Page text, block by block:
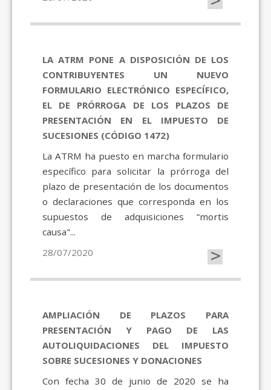
LA ATRM PONE A DISPOSICIÓN DE LOS
CONTRIBUYENTES UN NUEVO
FORMULARIO ELECTRÓNICO ESPECÍFICO,
EL DE PRÓRROGA DE LOS PLAZOS DE
PRESENTACIÓN EN EL IMPUESTO DE
SUCESIONES (CÓDIGO 1472)
La ATRM ha puesto en marcha formulario
específico para solicitar la prórroga del
plazo de presentación de los documentos
o declaraciones que corresponda en los
supuestos de adquisiciones “mortis
causa"...
28/07/2020
>
AMPLIACIÓN DE PLAZOS PARA
PRESENTACIÓN Y PAGO DE LAS
AUTOLIQUIDACIONES DEL IMPUESTO
SOBRE SUCESIONES Y DONACIONES
Con fecha 30 de junio de 2020 se ha